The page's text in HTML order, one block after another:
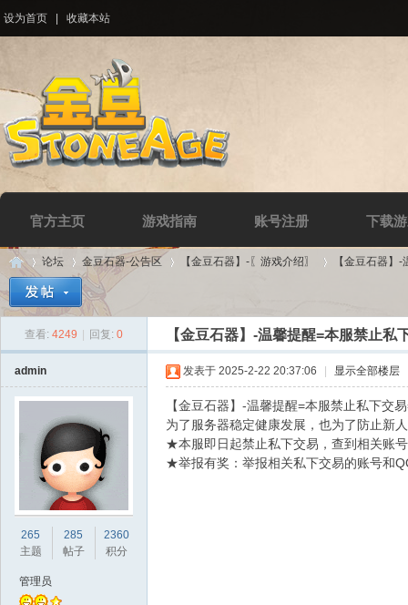
设为首页 收藏本站
官方主页 游戏指南 账号注册 下载
»
论坛
›
金豆石器-公告区 【金豆石器】-〖游戏介绍〗
›
【金豆石器】
查看: 4249 回复: 0 【金豆石器】-温馨提醒=本服禁止私
admin
265
主题
285
帖子
2360
积分
管理员
发表于 2025-2-22 20:37:06 显示全部楼层
【金豆石器】-温馨提醒=本服禁止私下交
为了服务器稳定健康发展，也为了防止新
★本服即日起禁止私下交易，查到相关账
★举报有奖：举报相关私下交易的账号和